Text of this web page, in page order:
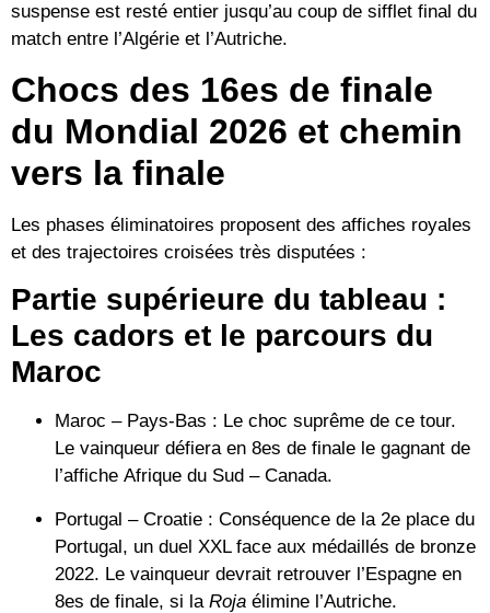
suspense est resté entier jusqu’au coup de sifflet final du
match entre l’Algérie et l’Autriche.
Chocs des 16es de finale
du Mondial 2026 et chemin
vers la finale
Les phases éliminatoires proposent des affiches royales
et des trajectoires croisées très disputées :
Partie supérieure du tableau :
Les cadors et le parcours du
Maroc
Maroc – Pays-Bas : Le choc suprême de ce tour.
Le vainqueur défiera en 8es de finale le gagnant de
l’affiche Afrique du Sud – Canada.
Portugal – Croatie : Conséquence de la 2e place du
Portugal, un duel XXL face aux médaillés de bronze
2022. Le vainqueur devrait retrouver l’Espagne en
8es de finale, si la Roja élimine l’Autriche.